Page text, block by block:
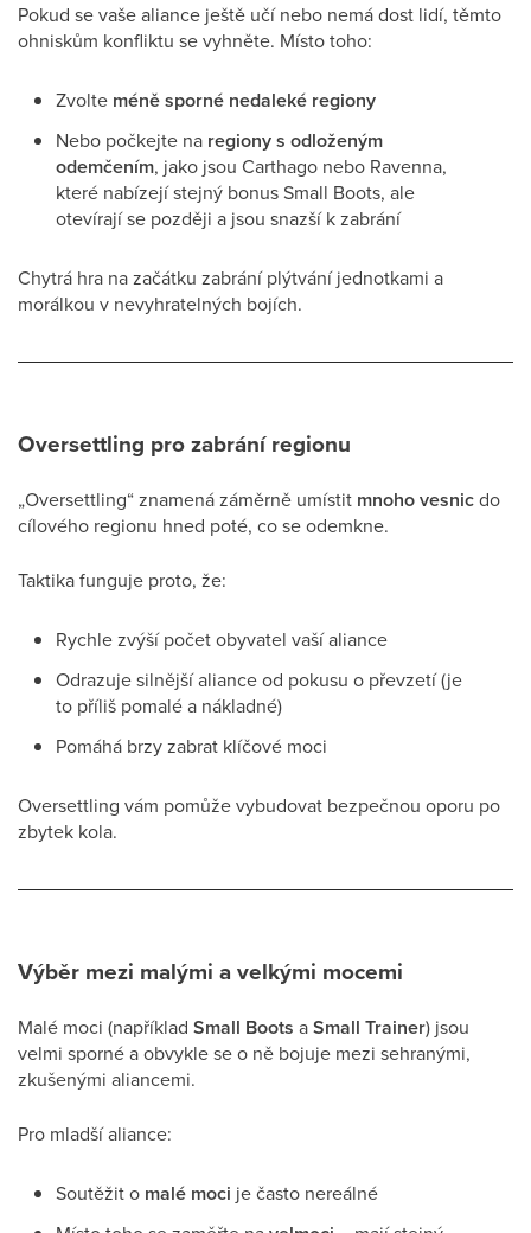
Pokud se vaše aliance ještě učí nebo nemá dost lidí, těmto
ohniskům konfliktu se vyhněte. Místo toho:
Zvolte méně sporné nedaleké regiony
Nebo počkejte na regiony s odloženým
odemčením, jako jsou Carthago nebo Ravenna,
které nabízejí stejný bonus Small Boots, ale
otevírají se později a jsou snazší k zabrání
Chytrá hra na začátku zabrání plýtvání jednotkami a
morálkou v nevyhratelných bojích.
Oversettling pro zabrání regionu
„Oversettling“ znamená záměrně umístit mnoho vesnicdo
cílového regionu hned poté, co se odemkne.
Taktika funguje proto, že:
Rychle zvýší počet obyvatel vaší aliance
Odrazuje silnější aliance od pokusu o převzetí (je
to příliš pomalé a nákladné)
Pomáhá brzy zabrat klíčové moci
Oversettling vám pomůže vybudovat bezpečnou oporu po
zbytek kola.
Výběr mezi malými a velkými mocemi
Malé moci (například Small Boots aSmall Trainer) jsou
velmi sporné a obvykle se o ně bojuje mezi sehranými,
zkušenými aliancemi.
Pro mladší aliance:
Soutěžit o malé moci je často nereálné